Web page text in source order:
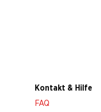
Kontakt & Hilfe
FAQ